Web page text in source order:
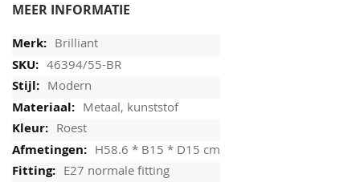
MEER INFORMATIE
Brilliant
46394/55-BR
Modern
Metaal, kunststof
Roest
H58.6 * B15 * D15 cm
E27 normale fitting